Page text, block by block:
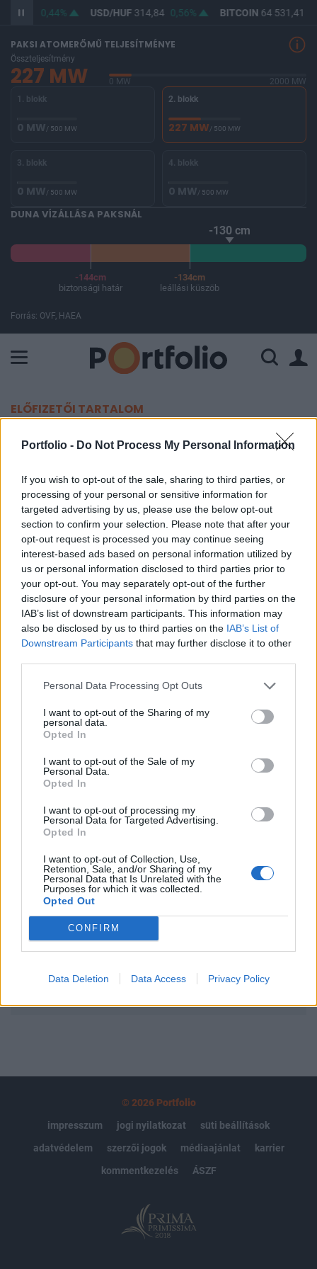
Portfolio - Do Not Process My Personal Information
If you wish to opt-out of the sale, sharing to third parties, or
processing of your personal or sensitive information for
targeted advertising by us, please use the below opt-out
section to confirm your selection. Please note that after your
opt-out request is processed you may continue seeing
interest-based ads based on personal information utilized by
us or personal information disclosed to third parties prior to
your opt-out. You may separately opt-out of the further
disclosure of your personal information by third parties on the
IAB’s list of downstream participants. This information may
also be disclosed by us to third parties on the IAB’s List of
Downstream Participants that may further disclose it to other
Personal Data Processing Opt Outs
I want to opt-out of the Sharing of my
personal data.
Opted In
I want to opt-out of the Sale of my
Personal Data.
Opted In
I want to opt-out of processing my
Personal Data for Targeted Advertising.
Opted In
I want to opt-out of Collection, Use,
Retention, Sale, and/or Sharing of my
Personal Data that Is Unrelated with the
Purposes for which it was collected.
Opted Out
CONFIRM
Data Deletion Data Access Privacy Policy
363,33 0,44% USD/HUF314,84 0,56% BITCOIN64 531,41
PAKSI ATOMERŐMŰ TELJESÍTMÉNYE
Összteljesítmény
227 MW 0 MW
2000 MW
1. blokk
0 MW/ 500 MW
2. blokk
227 MW/ 500 MW
3. blokk
0 MW/ 500 MW
4. blokk
0 MW/ 500 MW
DUNA VÍZÁLLÁSA PAKSNÁL
-130 cm
-144cm
biztonsági határ
-134cm
leállási küszöb
Forrás: OVF, HAEA
ELŐFIZETŐI TARTALOM
Földrengés rázta meg Tajvant
Portfolio
2024. május 06. 12:22
Hétfőn Tajvant 5,4-es erősségű földrengés rázta
meg, amelynek epicentrumában 25 kilométeres
mélységben helyezkedett el - tájékoztatott az
Európai Földközi-tengeri Szeizmológiai Központ.
Tajvanon hétfőn – helyi idő szerint éjszaka – 5,4-es
erősségű földrengés történt – számolt be az Európai
Földközi-tengeri Szeizmológiai Központ (EMSC). Az EMSC
által közölt adatok szerint a földmozgás 25 kilométeres
mélységben zajlott le. Áprilisban kifejezetten súlyos, 7,4-es
több halálos áldozata...
KEDVES OLVASÓNK!
A keresett cikk a portfolio.hu hírarchívumához
tartozik, melynek olvasása előfizetéses
regisztrációhoz kötött.
Portfolio.hu teljes cikkarchívum
Kötéslisták: BÉT elmúlt 2 év napon belüli
kötéslistái
Előfizetés
© 2026 Portfolio
impresszum
jogi nyilatkozat
süti beállítások
adatvédelem
szerzői jogok médiaajánlat
karrier
kommentkezelés
ÁSZF